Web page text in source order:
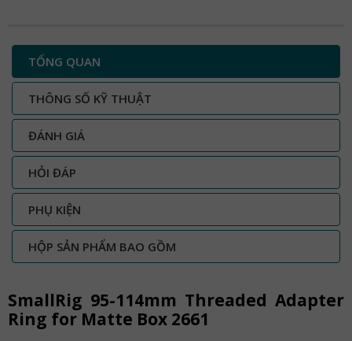
TỔNG QUAN
THÔNG SỐ KỸ THUẬT
ĐÁNH GIÁ
HỎI ĐÁP
PHỤ KIỆN
HỘP SẢN PHẨM BAO GỒM
SmallRig 95-114mm Threaded Adapter
Ring for Matte Box 2661